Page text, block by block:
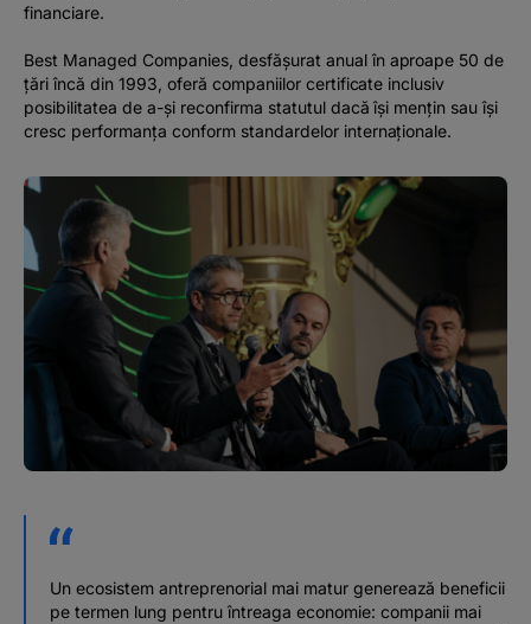
financiare.
Best Managed Companies, desfășurat anual în aproape 50 de
țări încă din 1993, oferă companiilor certificate inclusiv
posibilitatea de a-și reconfirma statutul dacă își mențin sau își
cresc performanța conform standardelor internaționale.
Un ecosistem antreprenorial mai matur generează beneficii
pe termen lung pentru întreaga economie: companii mai